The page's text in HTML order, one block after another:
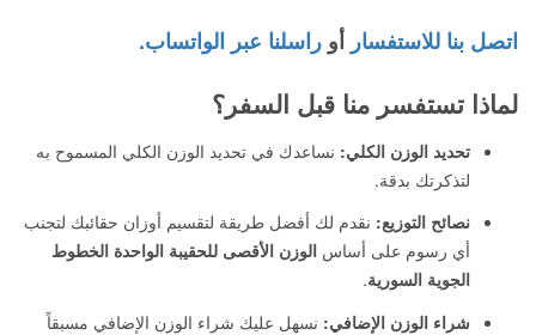
اتصل بنا للاستفسار أو راسلنا عبر الواتساب.
لماذا تستفسر منا قبل السفر؟
تحديد الوزن الكلي: نساعدك في تحديد الوزن الكلي المسموح به
لتذكرتك بدقة.
نصائح التوزيع: نقدم لك أفضل طريقة لتقسيم أوزان حقائبك لتجنب
أي رسوم على أساس الوزن الأقصى للحقيبة الواحدة الخطوط
الجوية السورية.
شراء الوزن الإضافي: نسهل عليك شراء الوزن الإضافي مسبقاً